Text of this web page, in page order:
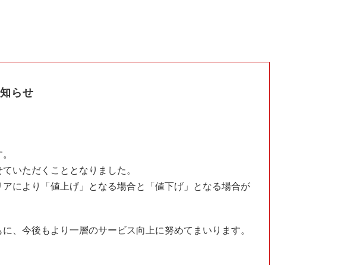
らせ
いただくこととなりました。
により「値上げ」となる場合と「値下げ」となる場合が
、今後もより一層のサービス向上に努めてまいります。